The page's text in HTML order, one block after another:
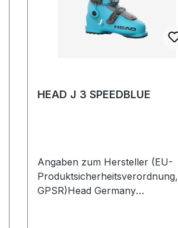
HEAD J 3 SPEEDBLUE
Angaben zum Hersteller (EU-
Produktsicherheitsverordnung,
GPSR)Head Germany